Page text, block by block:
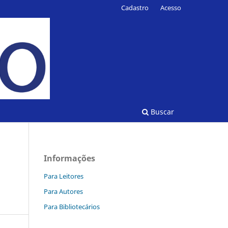
Buscar
Cadastro Acesso
Informações
Para Leitores
Para Autores
Para Bibliotecários